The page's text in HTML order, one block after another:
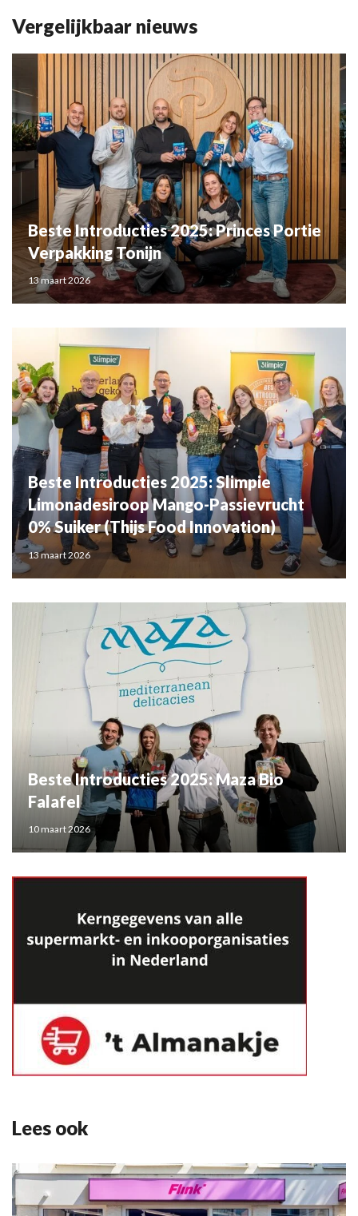
Vergelijkbaar nieuws
Beste Introducties 2025: Princes Portie
Verpakking Tonijn
13 maart 2026
Beste Introducties 2025: Slimpie
Limonadesiroop Mango-Passievrucht
0% Suiker (Thijs Food Innovation)
13 maart 2026
Beste Introducties 2025: Maza Bio
Falafel
10 maart 2026
Lees ook